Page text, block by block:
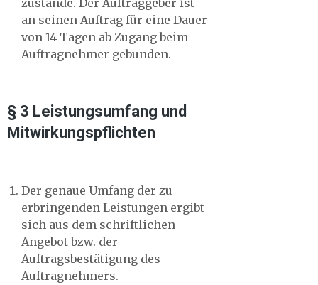
zustande. Der Auftraggeber ist
an seinen Auftrag für eine Dauer
von 14 Tagen ab Zugang beim
Auftragnehmer gebunden.
§ 3 Leistungsumfang und
Mitwirkungspflichten
Der genaue Umfang der zu
erbringenden Leistungen ergibt
sich aus dem schriftlichen
Angebot bzw. der
Auftragsbestätigung des
Auftragnehmers.